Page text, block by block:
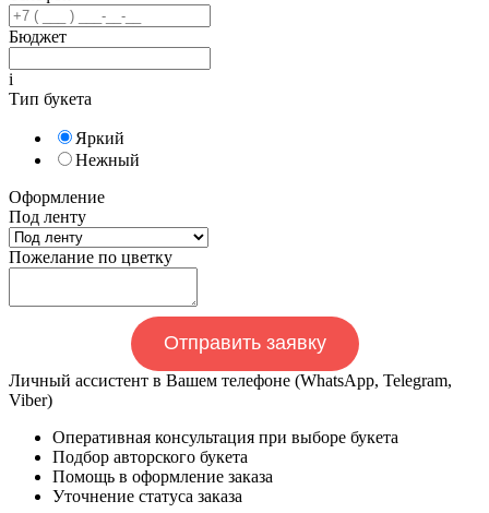
Бюджет
i
Тип букета
Яркий
Нежный
Оформление
Под ленту
Пожелание по цветку
Отправить заявку
Личный ассистент в Вашем телефоне (WhatsApp, Telegram,
Viber)
Оперативная консультация при выборе букета
Подбор авторского букета
Помощь в оформление заказа
Уточнение статуса заказа